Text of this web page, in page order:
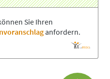
Sie Ihren
anfordern.